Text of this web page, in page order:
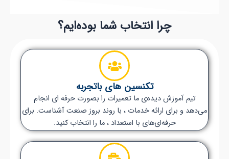
چرا انتخاب شما بوده‌ایم؟
تکنسین های باتجربه
تیم آموزش دیده‌ی ما تعمیرات را بصورت حرفه ای انجام
می‌دهد و برای ارائه خدمات ، با روند بروز صنعت آشناست. برای
حرفه‌ای‌های با استعداد ، ما را انتخاب کنید.